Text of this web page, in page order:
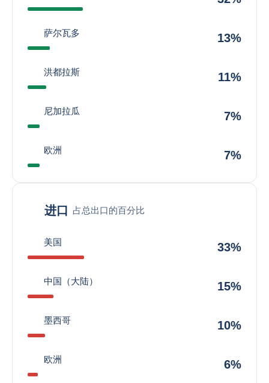
萨尔瓦多 13%
洪都拉斯 11%
尼加拉瓜 7%
欧洲 7%
进口 占总出口的百分比
美国 33%
中国（大陆） 15%
墨西哥 10%
欧洲 6%